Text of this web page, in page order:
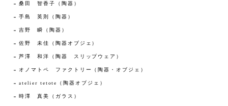
桑田 智香子（陶器）
手島 英則（陶器）
吉野 瞬（陶器）
佐野 未佳（陶器オブジェ）
芦澤 和洋（陶器 スリップウェア）
オノマトペ ファクトリー（陶器・オブジェ）
atelier tetote（陶器オブジェ）
時澤 真美（ガラス）